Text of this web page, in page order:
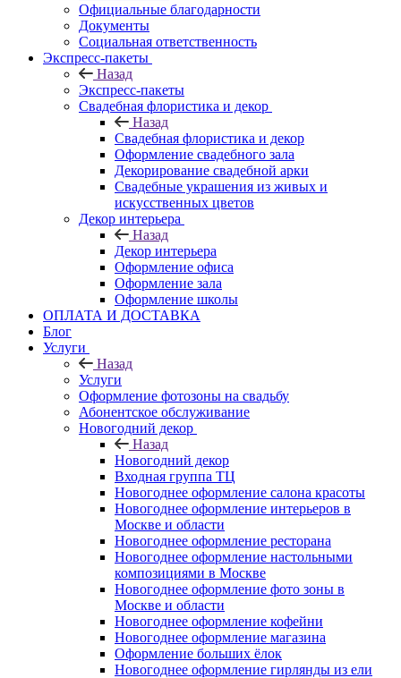
Официальные благодарности
Документы
Социальная ответственность
Экспресс-пакеты
Назад
Экспресс-пакеты
Свадебная флористика и декор
Назад
Свадебная флористика и декор
Оформление свадебного зала
Декорирование свадебной арки
Свадебные украшения из живых и
искусственных цветов
Декор интерьера
Назад
Декор интерьера
Оформление офиса
Оформление зала
Оформление школы
ОПЛАТА И ДОСТАВКА
Блог
Услуги
Назад
Услуги
Оформление фотозоны на свадьбу
Абонентское обслуживание
Новогодний декор
Назад
Новогодний декор
Входная группа ТЦ
Новогоднее оформление салона красоты
Новогоднее оформление интерьеров в
Москве и области
Новогоднее оформление ресторана
Новогоднее оформление настольными
композициями в Москве
Новогоднее оформление фото зоны в
Москве и области
Новогоднее оформление кофейни
Новогоднее оформление магазина
Оформление больших ёлок
Новогоднее оформление гирлянды из ели